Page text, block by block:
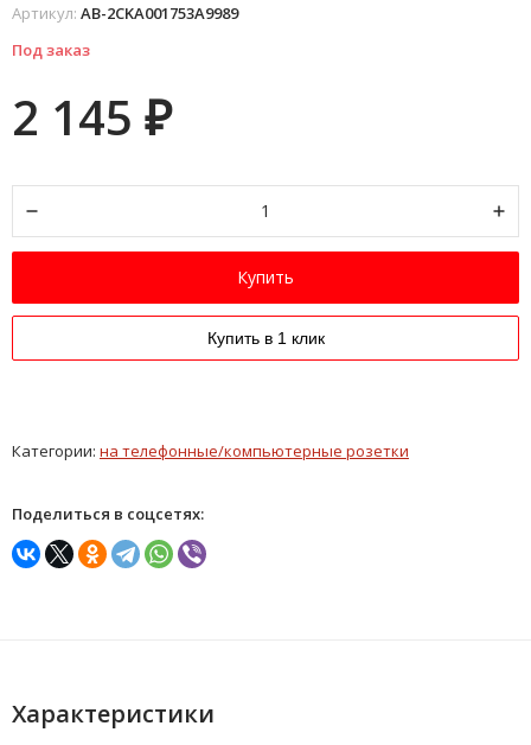
Артикул: AB-2CKA001753A9989
Под заказ
2 145 ₽
Купить
Купить в 1 клик
Категории: на телефонные/компьютерные розетки
Поделиться в соцсетях:
Характеристики